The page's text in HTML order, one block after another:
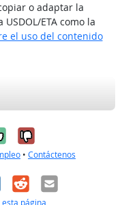
o adaptar la
ETA como la
el uso del contenido
fue útil
No, no fue
• Contáctenos
RedditCorreo